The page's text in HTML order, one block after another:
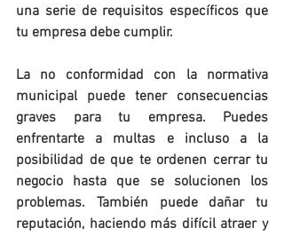
una serie de requisitos específicos que
tu empresa debe cumplir.
La no conformidad con la normativa
municipal puede tener consecuencias
graves para tu empresa. Puedes
enfrentarte a multas e incluso a la
posibilidad de que te ordenen cerrar tu
negocio hasta que se solucionen los
problemas. También puede dañar tu
reputación, haciendo más difícil atraer y